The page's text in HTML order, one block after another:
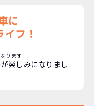
を実現！
マが手軽に乗れ
安いんです！
せんし、急なラ
が可能です。
い・諸経費・税
金」をお支払い
だけます。
に
フ！
ります
楽しみになりまし